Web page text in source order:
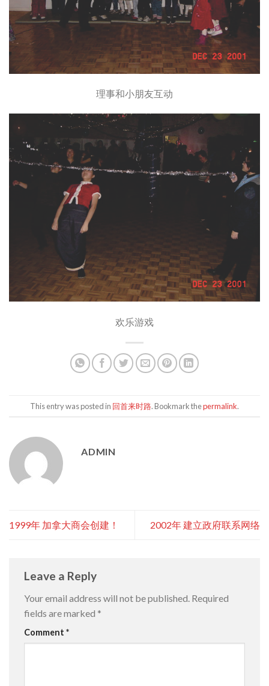
理事和小朋友互动
欢乐游戏
This entry was posted in 回首来时路. Bookmark thepermalink.
ADMIN
1999年 加拿大商会创建！ 2002年 建立政府联系网络
Leave a Reply
Your email address will not be published. Required
fields are marked *
Comment *